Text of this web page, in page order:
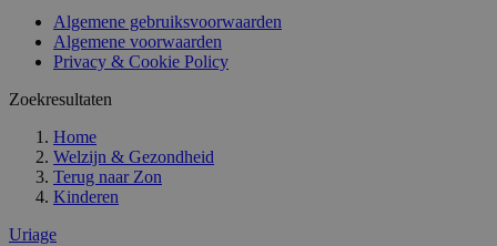
Algemene gebruiksvoorwaarden
Algemene voorwaarden
Privacy & Cookie Policy
Zoekresultaten
Home
Welzijn & Gezondheid
Terug naar Zon
Kinderen
Uriage